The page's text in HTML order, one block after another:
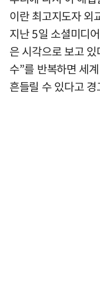
이란 최고지도자 외
지난 5일 소셜미디
은 시각으로 보고
수”를 반복하면 세
흔들릴 수 있다고 경